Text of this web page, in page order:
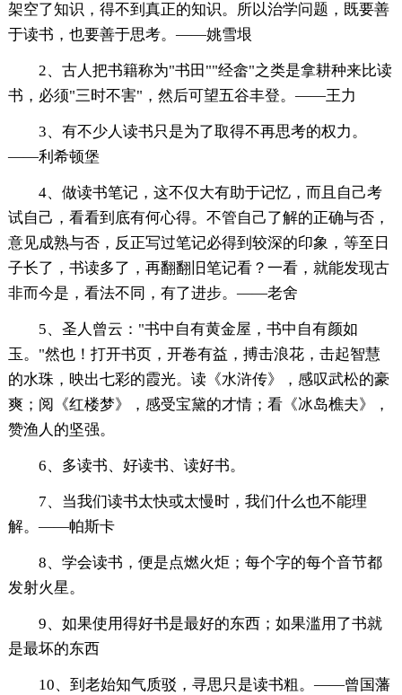
架空了知识，得不到真正的知识。所以治学问题，既要善
于读书，也要善于思考。——姚雪垠
2、古人把书籍称为"书田""经畲"之类是拿耕种来比读
书，必须"三时不害"，然后可望五谷丰登。——王力
3、有不少人读书只是为了取得不再思考的权力。
——利希顿堡
4、做读书笔记，这不仅大有助于记忆，而且自己考
试自己，看看到底有何心得。不管自己了解的正确与否，
意见成熟与否，反正写过笔记必得到较深的印象，等至日
子长了，书读多了，再翻翻旧笔记看？一看，就能发现古
非而今是，看法不同，有了进步。——老舍
5、圣人曾云："书中自有黄金屋，书中自有颜如
玉。"然也！打开书页，开卷有益，搏击浪花，击起智慧
的水珠，映出七彩的霞光。读《水浒传》，感叹武松的豪
爽；阅《红楼梦》，感受宝黛的才情；看《冰岛樵夫》，
赞渔人的坚强。
6、多读书、好读书、读好书。
7、当我们读书太快或太慢时，我们什么也不能理
解。——帕斯卡
8、学会读书，便是点燃火炬；每个字的每个音节都
发射火星。
9、如果使用得好书是最好的东西；如果滥用了书就
是最坏的东西
10、到老始知气质驳，寻思只是读书粗。——曾国藩